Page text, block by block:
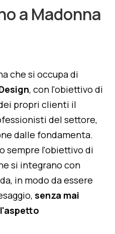
a Madonna
che si occupa di
, con l'obiettivo di
propri clienti il
del settore,
dalle fondamenta.
sempre l'obiettivo di
si integrano con
in modo da essere
senza mai